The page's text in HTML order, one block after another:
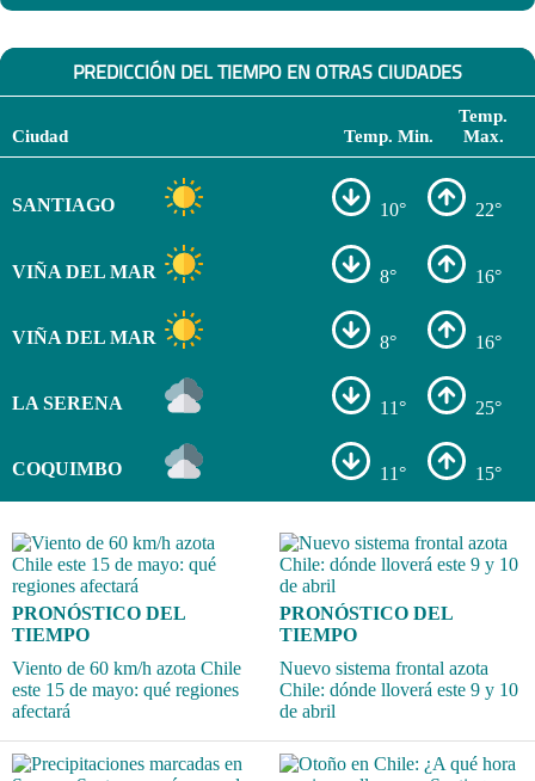
PREDICCIÓN DEL TIEMPO EN OTRAS CIUDADES
Ciudad Temp. Min.
Temp.
Max.
SANTIAGO 10° 22°
VIÑA DEL MAR 8° 16°
VIÑA DEL MAR 8° 16°
LA SERENA 11° 25°
COQUIMBO 11° 15°
PRONÓSTICO DEL
TIEMPO
Viento de 60 km/h azota Chile
este 15 de mayo: qué regiones
afectará
PRONÓSTICO DEL
TIEMPO
Nuevo sistema frontal azota
Chile: dónde lloverá este 9 y 10
de abril